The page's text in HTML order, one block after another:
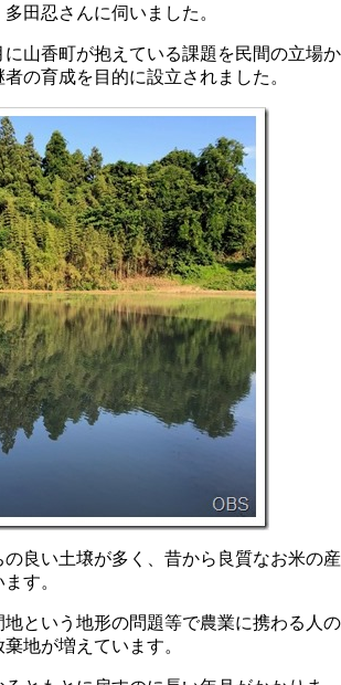
田忍さんに伺いました。
山香町が抱えている課題を民間の立場か
の育成を目的に設立されました。
良い土壌が多く、昔から良質なお米の産
す。
地という地形の問題等で農業に携わる人の
地が増えています。